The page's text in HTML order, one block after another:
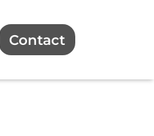
Contact